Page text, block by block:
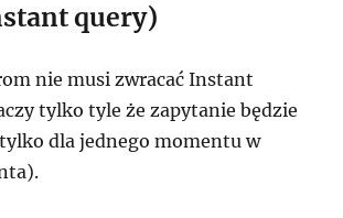
query)
nie musi zwracać Instant
tylko tyle że zapytanie będzie
dla jednego momentu w